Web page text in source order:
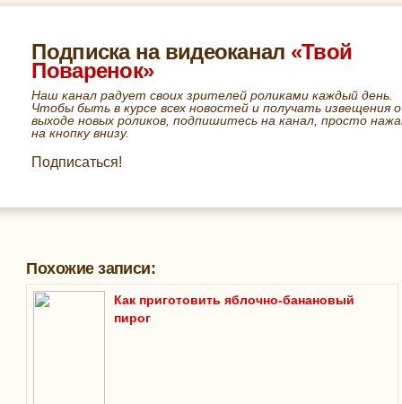
Подписка на видеоканал «Твой
Поваренок»
Наш канал радует своих зрителей роликами каждый день.
Чтобы быть в курсе всех новостей и получать извещения о
выходе новых роликов, подпишитесь на канал, просто
на кнопку внизу.
Подписаться!
Похожие записи:
Как приготовить яблочно-банановый
пирог